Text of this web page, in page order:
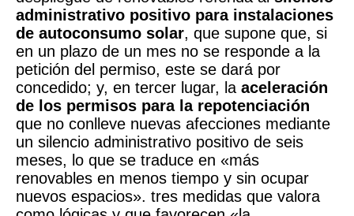
administrativo positivo para instalaciones
de autoconsumo solar, que supone que, si
en un plazo de un mes no se responde a la
petición del permiso, este se dará por
concedido; y, en tercer lugar, la aceleración
de los permisos para la repotenciación
que no conlleve nuevas afecciones mediante
un silencio administrativo positivo de seis
meses, lo que se traduce en «más
renovables en menos tiempo y sin ocupar
nuevos espacios». tres medidas que valora